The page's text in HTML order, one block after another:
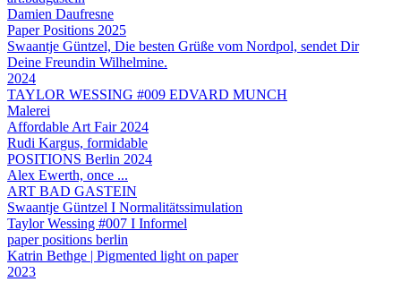
Damien Daufresne
Paper Positions 2025
Swaantje Güntzel, Die besten Grüße vom Nordpol, sendet Dir
Deine Freundin Wilhelmine.
2024
TAYLOR WESSING #009 EDVARD MUNCH
Malerei
Affordable Art Fair 2024
Rudi Kargus, formidable
POSITIONS Berlin 2024
Alex Ewerth, once ...
ART BAD GASTEIN
Swaantje Güntzel I Normalitätssimulation
Taylor Wessing #007 I Informel
paper positions berlin
Katrin Bethge | Pigmented light on paper
2023